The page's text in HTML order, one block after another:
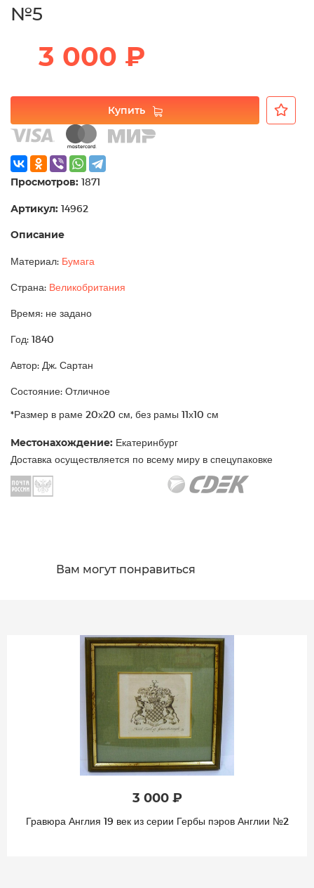
№5
3 000 ₽
Купить
Просмотров: 1871
Артикул: 14962
Описание
Материал: Бумага
Страна: Великобритания
Время: не задано
Год: 1840
Автор: Дж. Сартан
Состояние: Отличное
*Размер в раме 20х20 см, без рамы 11х10 см
Местонахождение: Екатеринбург
Доставка осуществляется по всему миру в спецупаковке
Вам могут понравиться
3 000 ₽
Гравюра Англия 19 век из серии Гербы пэров Англии №2